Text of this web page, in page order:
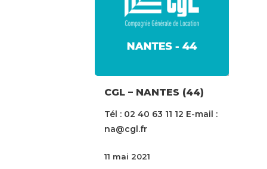
CGL – NANTES (44)
Tél : 02 40 63 11 12 E-mail :
na@cgl.fr
11 mai 2021